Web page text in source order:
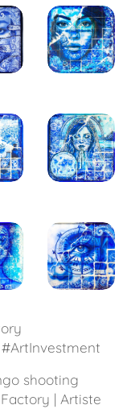
shooting
| Artiste